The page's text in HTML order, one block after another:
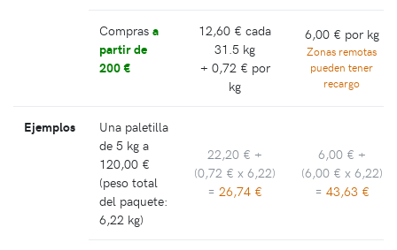
Compras a
partir de
200 €
12,60 € cada
31.5 kg
+ 0,72 € por
kg
6,00 € por kg
Zonas remotas
pueden tener
recargo
Ejemplos
Una paletilla
de 5 kg a
120,00 €
(peso total
del paquete:
6,22 kg)
22,20 € +
(0,72 € x 6,22)
= 26,74 €
6,00 € +
(6,00 € x 6,22)
= 43,63 €